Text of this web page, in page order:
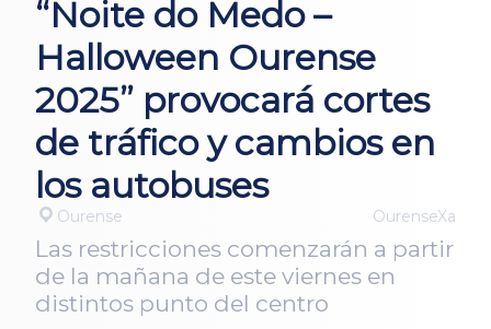
“Noite do Medo –
Halloween Ourense
2025” provocará cortes
de tráfico y cambios en
los autobuses
Ourense OurenseXa
Las restricciones comenzarán a partir
de la mañana de este viernes en
distintos punto del centro